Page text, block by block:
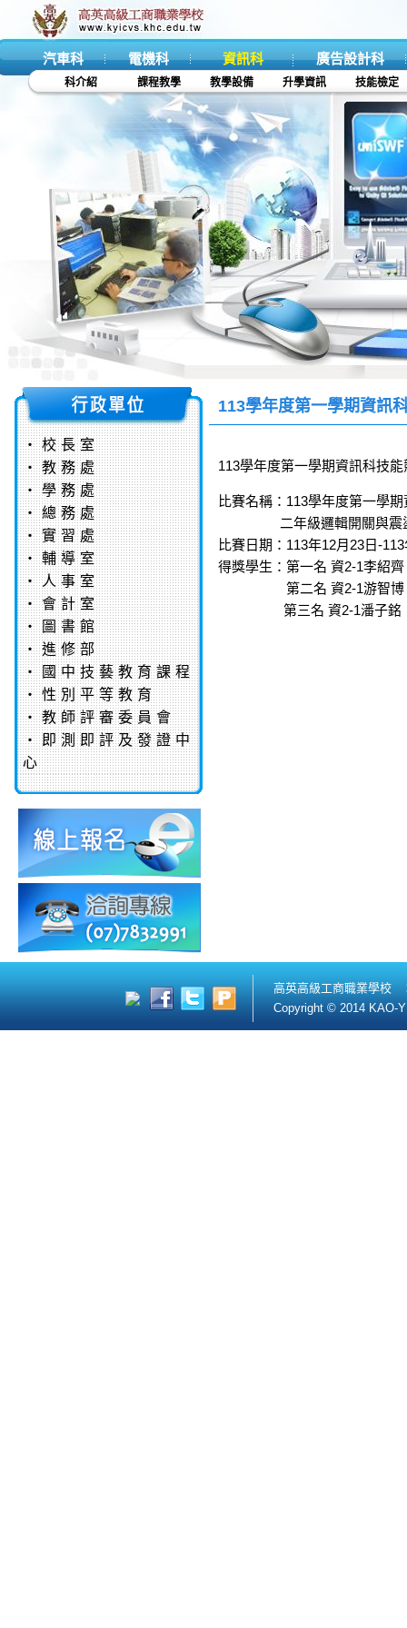
汽車科 電機科 資訊科 廣告設計科
科介紹 課程教學 教學設備 升學資訊 技能檢定
‧校長室
‧教務處
‧學務處
‧總務處
‧實習處
‧輔導室
‧人事室
‧會計室
‧圖書館
‧進修部
‧國中技藝教育課程
‧性別平等教育
‧教師評審委員會
‧即測即評及發證中
心
113學年度第一學期資訊
113學年度第一學期資訊科技
比賽名稱：113學年度第一學
二年級邏輯開關與震盪
比賽日期：113年12月23日-
得獎學生：第一名 資2-1李紹齊
第二名 資2-1游智博
第三名 資2-1潘子銘
高英高級工商職業學校
Copyright © 2014 KAO-